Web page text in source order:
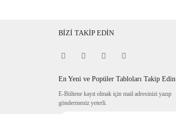
BİZİ TAKİP EDİN
En Yeni ve Popüler Tabloları Takip Edin
E-Bültene kayıt olmak için mail adresinizi yazıp
göndermeniz yeterli.